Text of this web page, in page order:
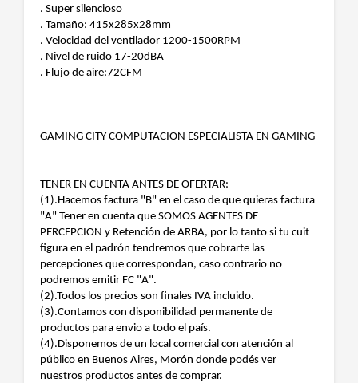
. Super silencioso
. Tamaño: 415x285x28mm
. Velocidad del ventilador 1200-1500RPM
. Nivel de ruido 17-20dBA
. Flujo de aire:72CFM
GAMING CITY COMPUTACION ESPECIALISTA EN GAMING
TENER EN CUENTA ANTES DE OFERTAR:
(1).Hacemos factura "B" en el caso de que quieras factura
"A" Tener en cuenta que SOMOS AGENTES DE
PERCEPCION y Retención de ARBA, por lo tanto si tu cuit
figura en el padrón tendremos que cobrarte las
percepciones que correspondan, caso contrario no
podremos emitir FC "A".
(2).Todos los precios son finales IVA incluido.
(3).Contamos con disponibilidad permanente de
productos para envio a todo el país.
(4).Disponemos de un local comercial con atención al
público en Buenos Aires, Morón donde podés ver
nuestros productos antes de comprar.